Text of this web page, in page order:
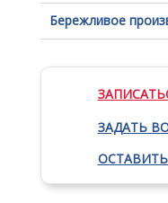
Бережливое
ЗАДАТЬ